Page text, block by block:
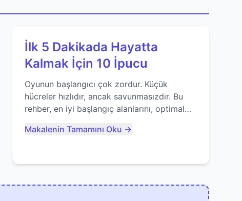
İlk 5 Dakikada Hayatta
Kalmak İçin 10 İpucu
Oyunun başlangıcı çok zordur. Küçük
hücreler hızlıdır, ancak savunmasızdır. Bu
rehber, en iyi başlangıç alanlarını, optimal
olmaktan nasıl kaçınacağınızı anlatıyor...
Makalenin Tamamını Oku →